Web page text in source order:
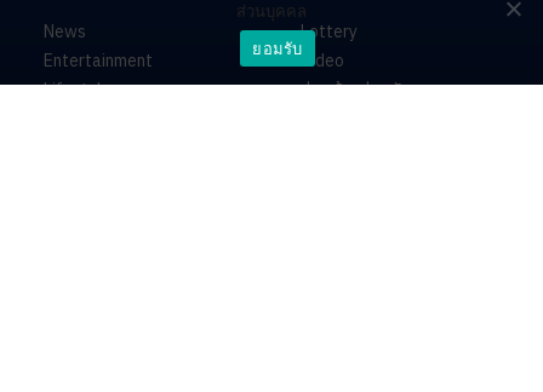
News
Entertainment
Lifestyle
Lottery
Video
ร่วมด้วยช่วยกัน
ส่วนบุคคล
ยอมรับ